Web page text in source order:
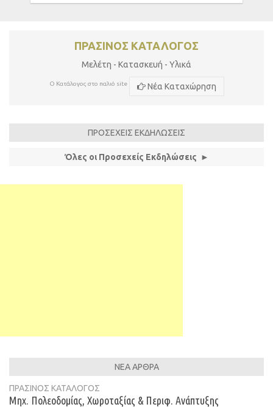
ΠΡΑΣΙΝΟΣ ΚΑΤΑΛΟΓΟΣ
Μελέτη - Κατασκευή - Υλικά
Ο Κατάλογος στο παλιό site Νέα Καταχώρηση
ΠΡΟΣΕΧΕΙΣ ΕΚΔΗΛΩΣΕΙΣ
Όλες οι Προσεχείς Εκδηλώσεις ►
ΝΕΑ ΑΡΘΡΑ
ΠΡΑΣΙΝΟΣ ΚΑΤΑΛΟΓΟΣ
Μηχ. Πολεοδομίας, Χωροταξίας & Περιφ. Ανάπτυξης